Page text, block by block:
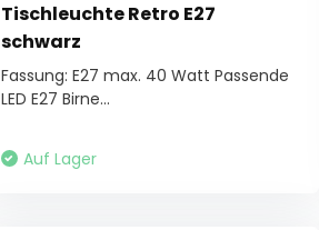
Tischleuchte Retro E27
schwarz
Fassung: E27 max. 40 Watt Passende
LED E27 Birne...
Auf Lager